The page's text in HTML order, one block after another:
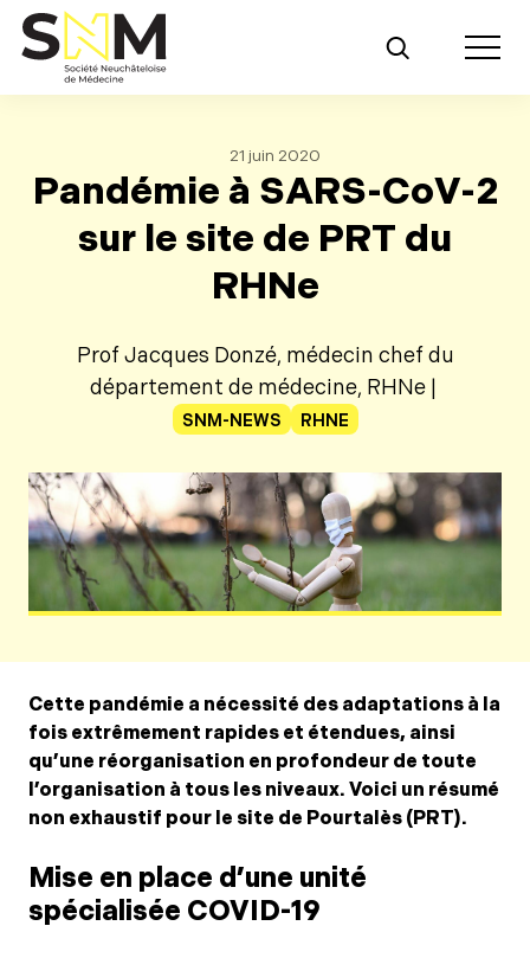
Retour au contenu principal
Toggle
21 juin 2020
Pandémie à SARS-CoV-2
sur le site de PRT du
RHNe
Prof Jacques Donzé, médecin chef du
département de médecine, RHNe |
SNM-NEWS RHNE
Cette pandémie a nécessité des adaptations à la
fois extrêmement rapides et étendues, ainsi
qu’une réorganisation en profondeur de toute
l’organisation à tous les niveaux. Voici un résumé
non exhaustif pour le site de Pourtalès (PRT).
Mise en place d’une unité
spécialisée COVID-19